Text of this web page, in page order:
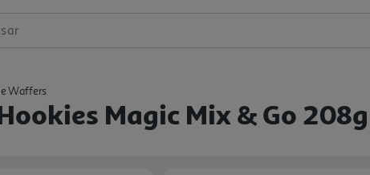
Waffers
Magic Mix & Go 208g